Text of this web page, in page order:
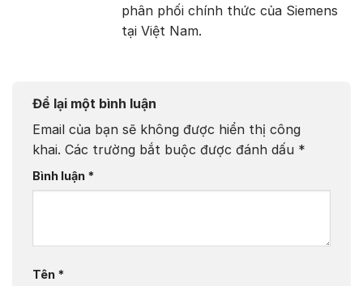
phân phối chính thức của Siemens
tại Việt Nam.
Để lại một bình luận
Email của bạn sẽ không được hiển thị công
khai. Các trường bắt buộc được đánh dấu *
Bình luận *
Tên *